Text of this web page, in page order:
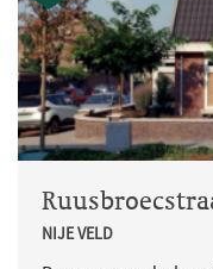
NIJE VELD